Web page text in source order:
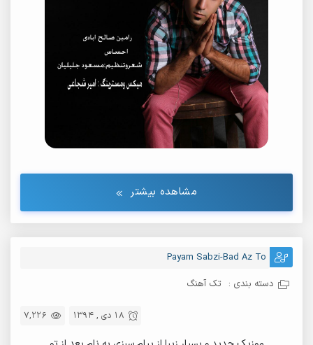
مشاهده بیشتر
Payam Sabzi-Bad Az To
دسته بندی : تک آهنگ
7,226 18 دی , 1394